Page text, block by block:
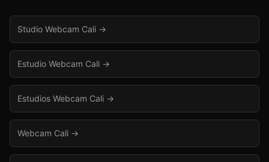
Studio Webcam Cali →
Estudio Webcam Cali →
Estudios Webcam Cali →
Webcam Cali →